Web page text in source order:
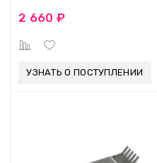
2 660 ₽
УЗНАТЬ О ПОСТУПЛЕНИИ